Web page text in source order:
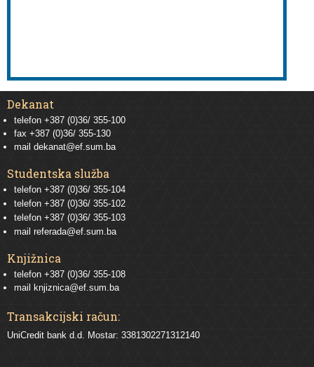
Dekanat
telefon +387 (0)36/ 355-100
fax +387 (0)36/ 355-130
mail dekanat@ef.sum.ba
Studentska služba
telefon +387 (0)36/ 355-104
telefon +387 (0)36/ 355-102
telefon +387 (0)36/ 355-103
mail referada@ef.sum.ba
Knjižnica
telefon +387 (0)36/ 355-108
mail
knjiznica@ef.sum.ba
Transakcijski račun:
UniCredit bank d.d. Mostar: 3381302271312140